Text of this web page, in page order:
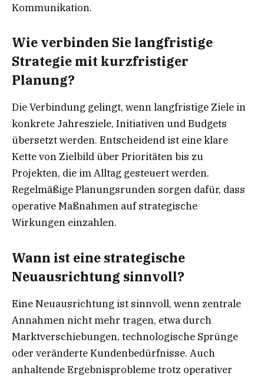
Kommunikation.
Wie verbinden Sie langfristige
Strategie mit kurzfristiger
Planung?
Die Verbindung gelingt, wenn langfristige Ziele in
konkrete Jahresziele, Initiativen und Budgets
übersetzt werden. Entscheidend ist eine klare
Kette von Zielbild über Prioritäten bis zu
Projekten, die im Alltag gesteuert werden.
Regelmäßige Planungsrunden sorgen dafür, dass
operative Maßnahmen auf strategische
Wirkungen einzahlen.
Wann ist eine strategische
Neuausrichtung sinnvoll?
Eine Neuausrichtung ist sinnvoll, wenn zentrale
Annahmen nicht mehr tragen, etwa durch
Marktverschiebungen, technologische Sprünge
oder veränderte Kundenbedürfnisse. Auch
anhaltende Ergebnisprobleme trotz operativer